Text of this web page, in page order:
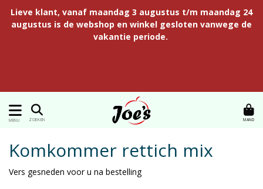
Lieve klant, vanaf maandag 3 augustus t/m maandag 24
augustus is de webshop en winkel gesloten vanwege de
vakantie periode.
MENU ZOEKEN MAND
Komkommer rettich mix
Vers gesneden voor u na bestelling